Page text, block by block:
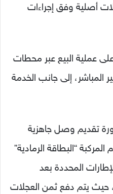
أصلية وفق إجراءات
عملية البيع عبر محطات
المباشر، إلى جانب الخدمة
تقديم وصل جاهزية
“البطاقة الرمادية”
المحددة بعد
، حيث يتم دفع ثمن العجلات